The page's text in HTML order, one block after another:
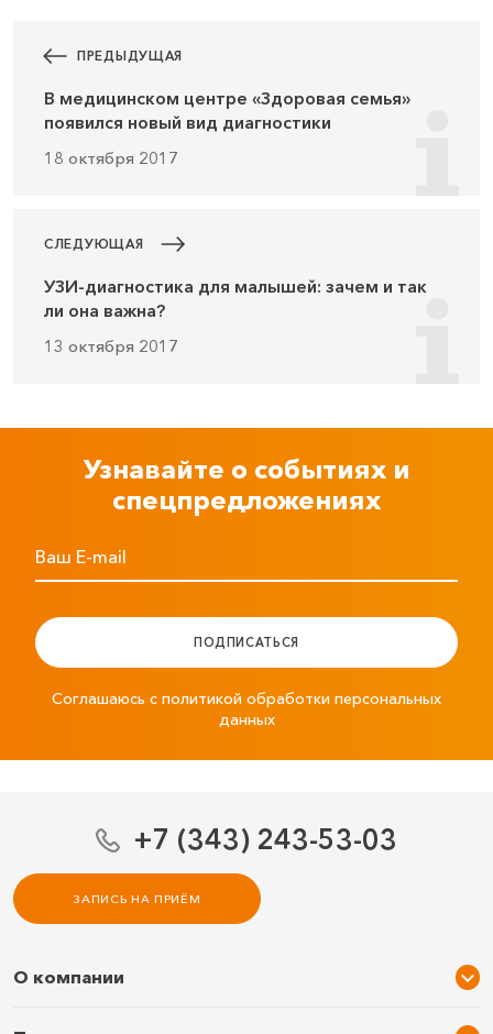
ПРЕДЫДУЩАЯ
В медицинском центре «Здоровая семья»
появился новый вид диагностики
18 октября 2017
СЛЕДУЮЩАЯ
УЗИ-диагностика для малышей: зачем и так
ли она важна?
13 октября 2017
Узнавайте о событиях и
спецпредложениях
Ваш E-mail
ПОДПИСАТЬСЯ
Соглашаюсь с политикой обработки персональных
данных
+7 (343) 243-53-03
ЗАПИСЬ НА ПРИЁМ
О компании